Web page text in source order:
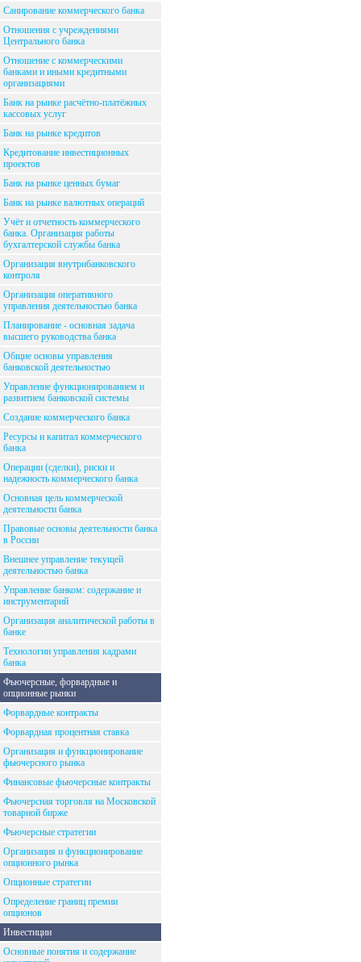
Санирование коммерческого банка
Отношения с учреждениями
Центрального банка
Отношение с коммерческими
банками и иными кредитными
организациями
Банк на рынке расчётно-платёжных
кассовых услуг
Банк на рынке кредитов
Кредитование инвестиционных
проектов
Банк на рынке ценных бумаг
Банк на рынке валютных операций
Учёт и отчетность коммерческого
банка. Организация работы
бухгалтерской службы банка
Организация внутрибанковского
контроля
Организация оперативного
управления деятельностью банка
Планирование - основная задача
высшего руководства банка
Общие основы управления
банковской деятельностью
Управление функционированием и
развитием банковской системы
Создание коммерческого банка
Ресурсы и капитал коммерческого
банка
Операции (сделки), риски и
надежность коммерческого банка
Основная цель коммерческой
деятельности банка
Правовые основы деятельности банка
в России
Внешнее управление текущей
деятельностью банка
Управление банком: содержание и
инструментарий
Организация аналитической работы в
банке
Технологии управления кадрами
банка
Фьючерсные, форвардные и
опционные рынки
Форвардные контракты
Форвардная процентная ставка
Организация и функционирование
фьючерсного рынка
Финансовые фьючерсные контракты
Фьючерсная торговля на Московской
товарной бирже
Фьючерсные стратегии
Организация и функционирование
опционного рынка
Опционные стратегии
Определение границ премии
опционов
Инвестиции
Основные понятия и содержание